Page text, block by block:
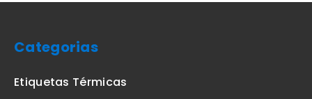
Categorias
Etiquetas Térmicas